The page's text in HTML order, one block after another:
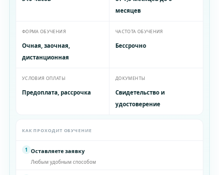
месяцев
ФОРМА ОБУЧЕНИЯ
Очная, заочная,
дистанционная
ЧАСТОТА ОБУЧЕНИЯ
Бессрочно
УСЛОВИЯ ОПЛАТЫ
Предоплата, рассрочка
ДОКУМЕНТЫ
Свидетельство и
удостоверение
КАК ПРОХОДИТ ОБУЧЕНИЕ
1 Оставляете заявку
Любым удобным способом